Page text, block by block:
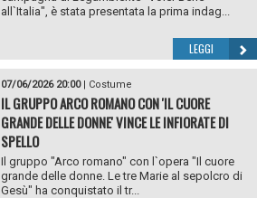
all`Italia", è stata presentata la prima indag...
LEGGI
07/06/2026 20:00| Costume
IL GRUPPO ARCO ROMANO CON 'IL CUORE
GRANDE DELLE DONNE' VINCE LE INFIORATE DI
SPELLO
Il gruppo "Arco romano" con l`opera "Il cuore
grande delle donne. Le tre Marie al sepolcro di
Gesù" ha conquistato il tr...